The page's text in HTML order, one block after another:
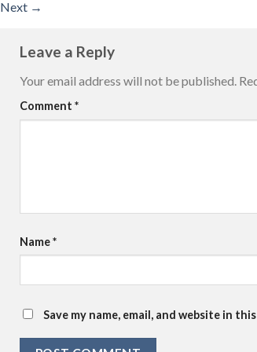
Next →
Leave a Reply
Your email address will not be published.
Comment *
Name*
Save my name, email, and website in